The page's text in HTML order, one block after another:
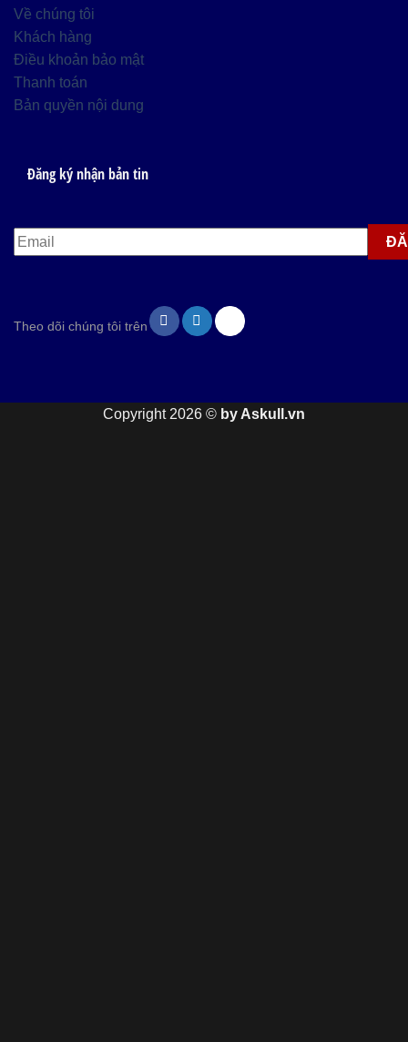
Về chúng tôi
Khách hàng
Điều khoản bảo mật
Thanh toán
Bản quyền nội dung
Đăng ký nhận bản tin
Theo dõi chúng tôi trên
Copyright 2026 © by Askull.vn